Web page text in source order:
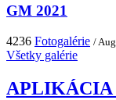
GM 2021
4236 Fotogalérie /
Všetky galérie
APLIKÁCIA